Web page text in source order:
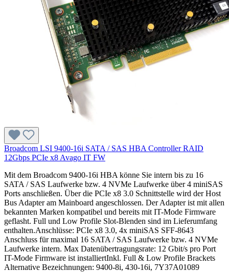
Broadcom LSI 9400-16i SATA / SAS HBA Controller RAID
12Gbps PCIe x8 Avago IT FW
Mit dem Broadcom 9400-16i HBA könne Sie intern bis zu 16
SATA / SAS Laufwerke bzw. 4 NVMe Laufwerke über 4 miniSAS
Ports anschließen. Über die PCIe x8 3.0 Schnittstelle wird der Host
Bus Adapter am Mainboard angeschlossen. Der Adapter ist mit allen
bekannten Marken kompatibel und bereits mit IT-Mode Firmware
geflasht. Full und Low Profile Slot-Blenden sind im Lieferumfang
enthalten.Anschlüsse: PCIe x8 3.0, 4x miniSAS SFF-8643
Anschluss für maximal 16 SATA / SAS Laufwerke bzw. 4 NVMe
Laufwerke intern. Max Datenübertragungsrate: 12 Gbit/s pro Port
IT-Mode Firmware ist installiertInkl. Full & Low Profile Brackets
Alternative Bezeichnungen: 9400-8i, 430-16i, 7Y37A01089